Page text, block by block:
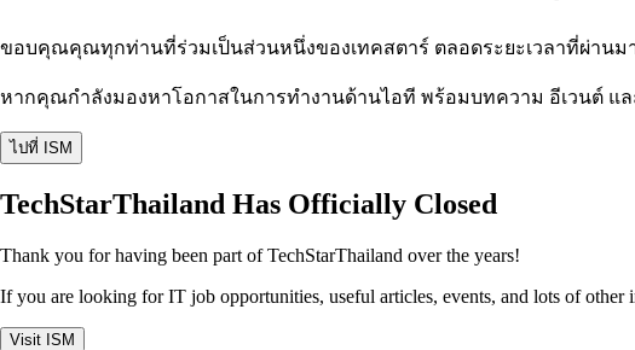
ขอบคุณคุณทุกท่านที่ร่วมเป็นส่วนหนึ่งของเทคสตาร์ ตลอดระยะเวลาที่ผ่านม
หากคุณกำลังมองหาโอกาสในการทำงานด้านไอที พร้อมบทความ อีเวนต์ แ
ไปที่ ISM
TechStarThailand Has Officially Closed
Thank you for having been part of TechStarThailand over the years!
If you are looking for IT job opportunities, useful articles, events, and lots of
Visit ISM